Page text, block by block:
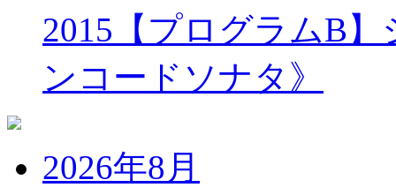
2015【プログラムB
ンコードソナタ》
2026年8月